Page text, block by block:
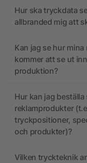
Hur ska tryckdata
allbranded mig att
Kan jag se hur
kommer att se ut
produktion?
Hur kan jag
reklamprodukter
tryckpositioner,
och produkter)?
Vilken tryckteknik